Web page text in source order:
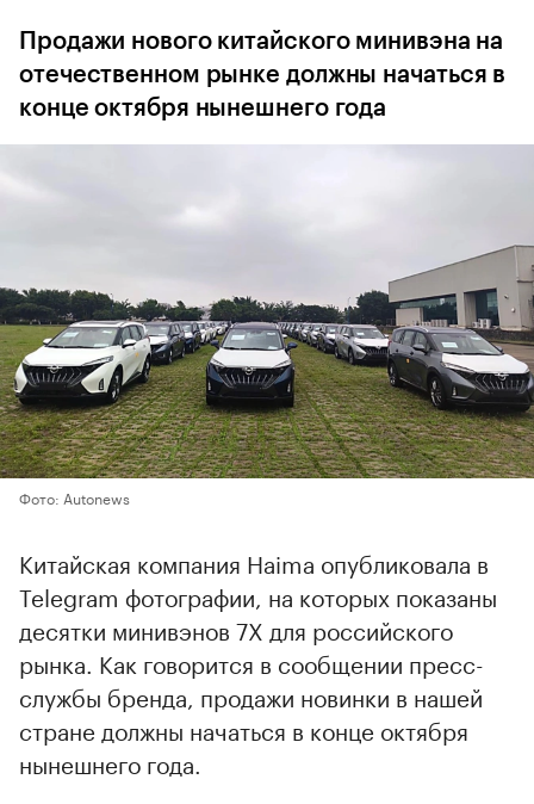
Продажи нового китайского минивэна на
отечественном рынке должны начаться в
конце октября нынешнего года
Фото: Autonews
Китайская компания Haima опубликовала в
Telegram фотографии, на которых показаны
десятки минивэнов 7X для российского
рынка. Как говорится в сообщении пресс-
службы бренда, продажи новинки в нашей
стране должны начаться в конце октября
нынешнего года.